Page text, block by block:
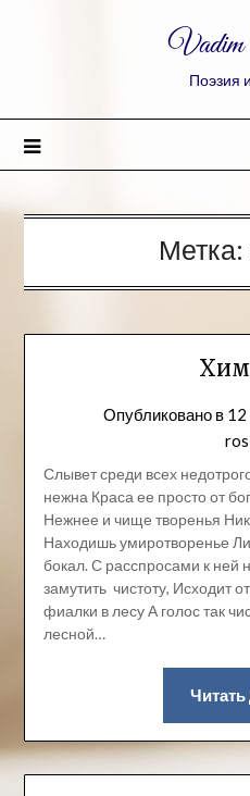
Поэзия
Метка:
Опубликовано в 12
Слывет среди всех
нежна Краса ее просто от
Нежнее и чище творенья
Находишь умиротворенье
бокал. С расспросами к ней
замутить чистоту, Исходит
фиалки в лесу А голос так
лесной…
Читать